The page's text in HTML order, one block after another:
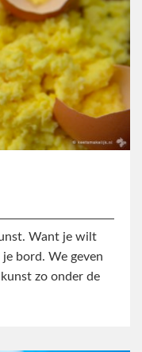
Want je wilt
bord. We geven
zo onder de